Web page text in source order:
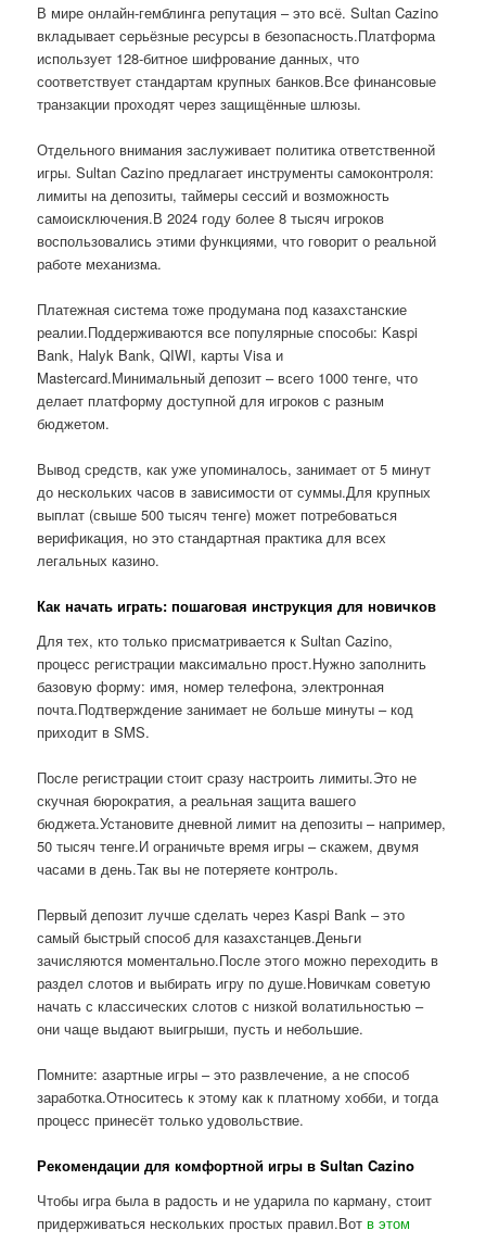
В мире онлайн-гемблинга репутация – это всё. Sultan Cazino
вкладывает серьёзные ресурсы в безопасность.Платформа
использует 128-битное шифрование данных, что
соответствует стандартам крупных банков.Все финансовые
транзакции проходят через защищённые шлюзы.
Отдельного внимания заслуживает политика ответственной
игры. Sultan Cazino предлагает инструменты самоконтроля:
лимиты на депозиты, таймеры сессий и возможность
самоисключения.В 2024 году более 8 тысяч игроков
воспользовались этими функциями, что говорит о реальной
работе механизма.
Платежная система тоже продумана под казахстанские
реалии.Поддерживаются все популярные способы: Kaspi
Bank, Halyk Bank, QIWI, карты Visa и
Mastercard.Минимальный депозит – всего 1000 тенге, что
делает платформу доступной для игроков с разным
бюджетом.
Вывод средств, как уже упоминалось, занимает от 5 минут
до нескольких часов в зависимости от суммы.Для крупных
выплат (свыше 500 тысяч тенге) может потребоваться
верификация, но это стандартная практика для всех
легальных казино.
Как начать играть: пошаговая инструкция для новичков
Для тех, кто только присматривается к Sultan Cazino,
процесс регистрации максимально прост.Нужно заполнить
базовую форму: имя, номер телефона, электронная
почта.Подтверждение занимает не больше минуты – код
приходит в SMS.
После регистрации стоит сразу настроить лимиты.Это не
скучная бюрократия, а реальная защита вашего
бюджета.Установите дневной лимит на депозиты – например,
50 тысяч тенге.И ограничьте время игры – скажем, двумя
часами в день.Так вы не потеряете контроль.
Первый депозит лучше сделать через Kaspi Bank – это
самый быстрый способ для казахстанцев.Деньги
зачисляются моментально.После этого можно переходить в
раздел слотов и выбирать игру по душе.Новичкам советую
начать с классических слотов с низкой волатильностью –
они чаще выдают выигрыши, пусть и небольшие.
Помните: азартные игры – это развлечение, а не способ
заработка.Относитесь к этому как к платному хобби, и тогда
процесс принесёт только удовольствие.
Рекомендации для комфортной игры в Sultan Cazino
Чтобы игра была в радость и не ударила по карману, стоит
придерживаться нескольких простых правил.Вотв этом